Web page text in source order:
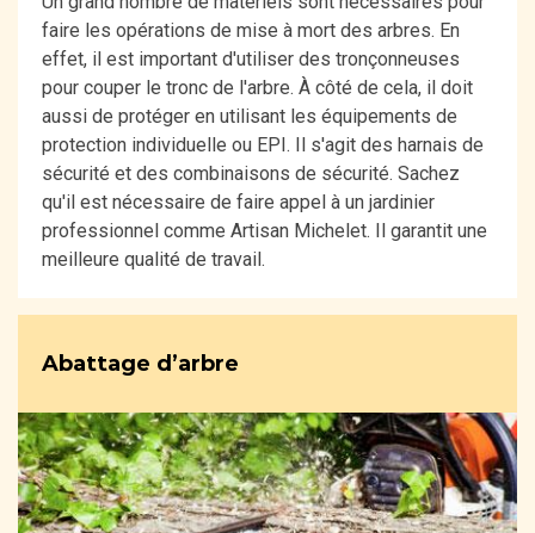
faire les opérations de mise à mort des arbres. En
effet, il est important d'utiliser des tronçonneuses
pour couper le tronc de l'arbre. À côté de cela, il doit
aussi de protéger en utilisant les équipements de
protection individuelle ou EPI. Il s'agit des harnais de
sécurité et des combinaisons de sécurité. Sachez
qu'il est nécessaire de faire appel à un jardinier
professionnel comme Artisan Michelet. Il garantit une
meilleure qualité de travail.
Abattage d’arbre